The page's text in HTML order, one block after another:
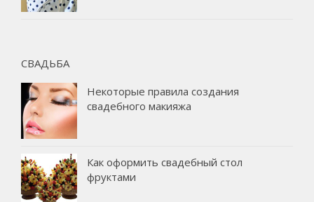
СВАДЬБА
Некоторые правила создания
свадебного макияжа
Как оформить свадебный стол
фруктами